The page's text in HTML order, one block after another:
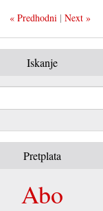
« Predhodni| Next »
Iskanje
Pretplata
Abo